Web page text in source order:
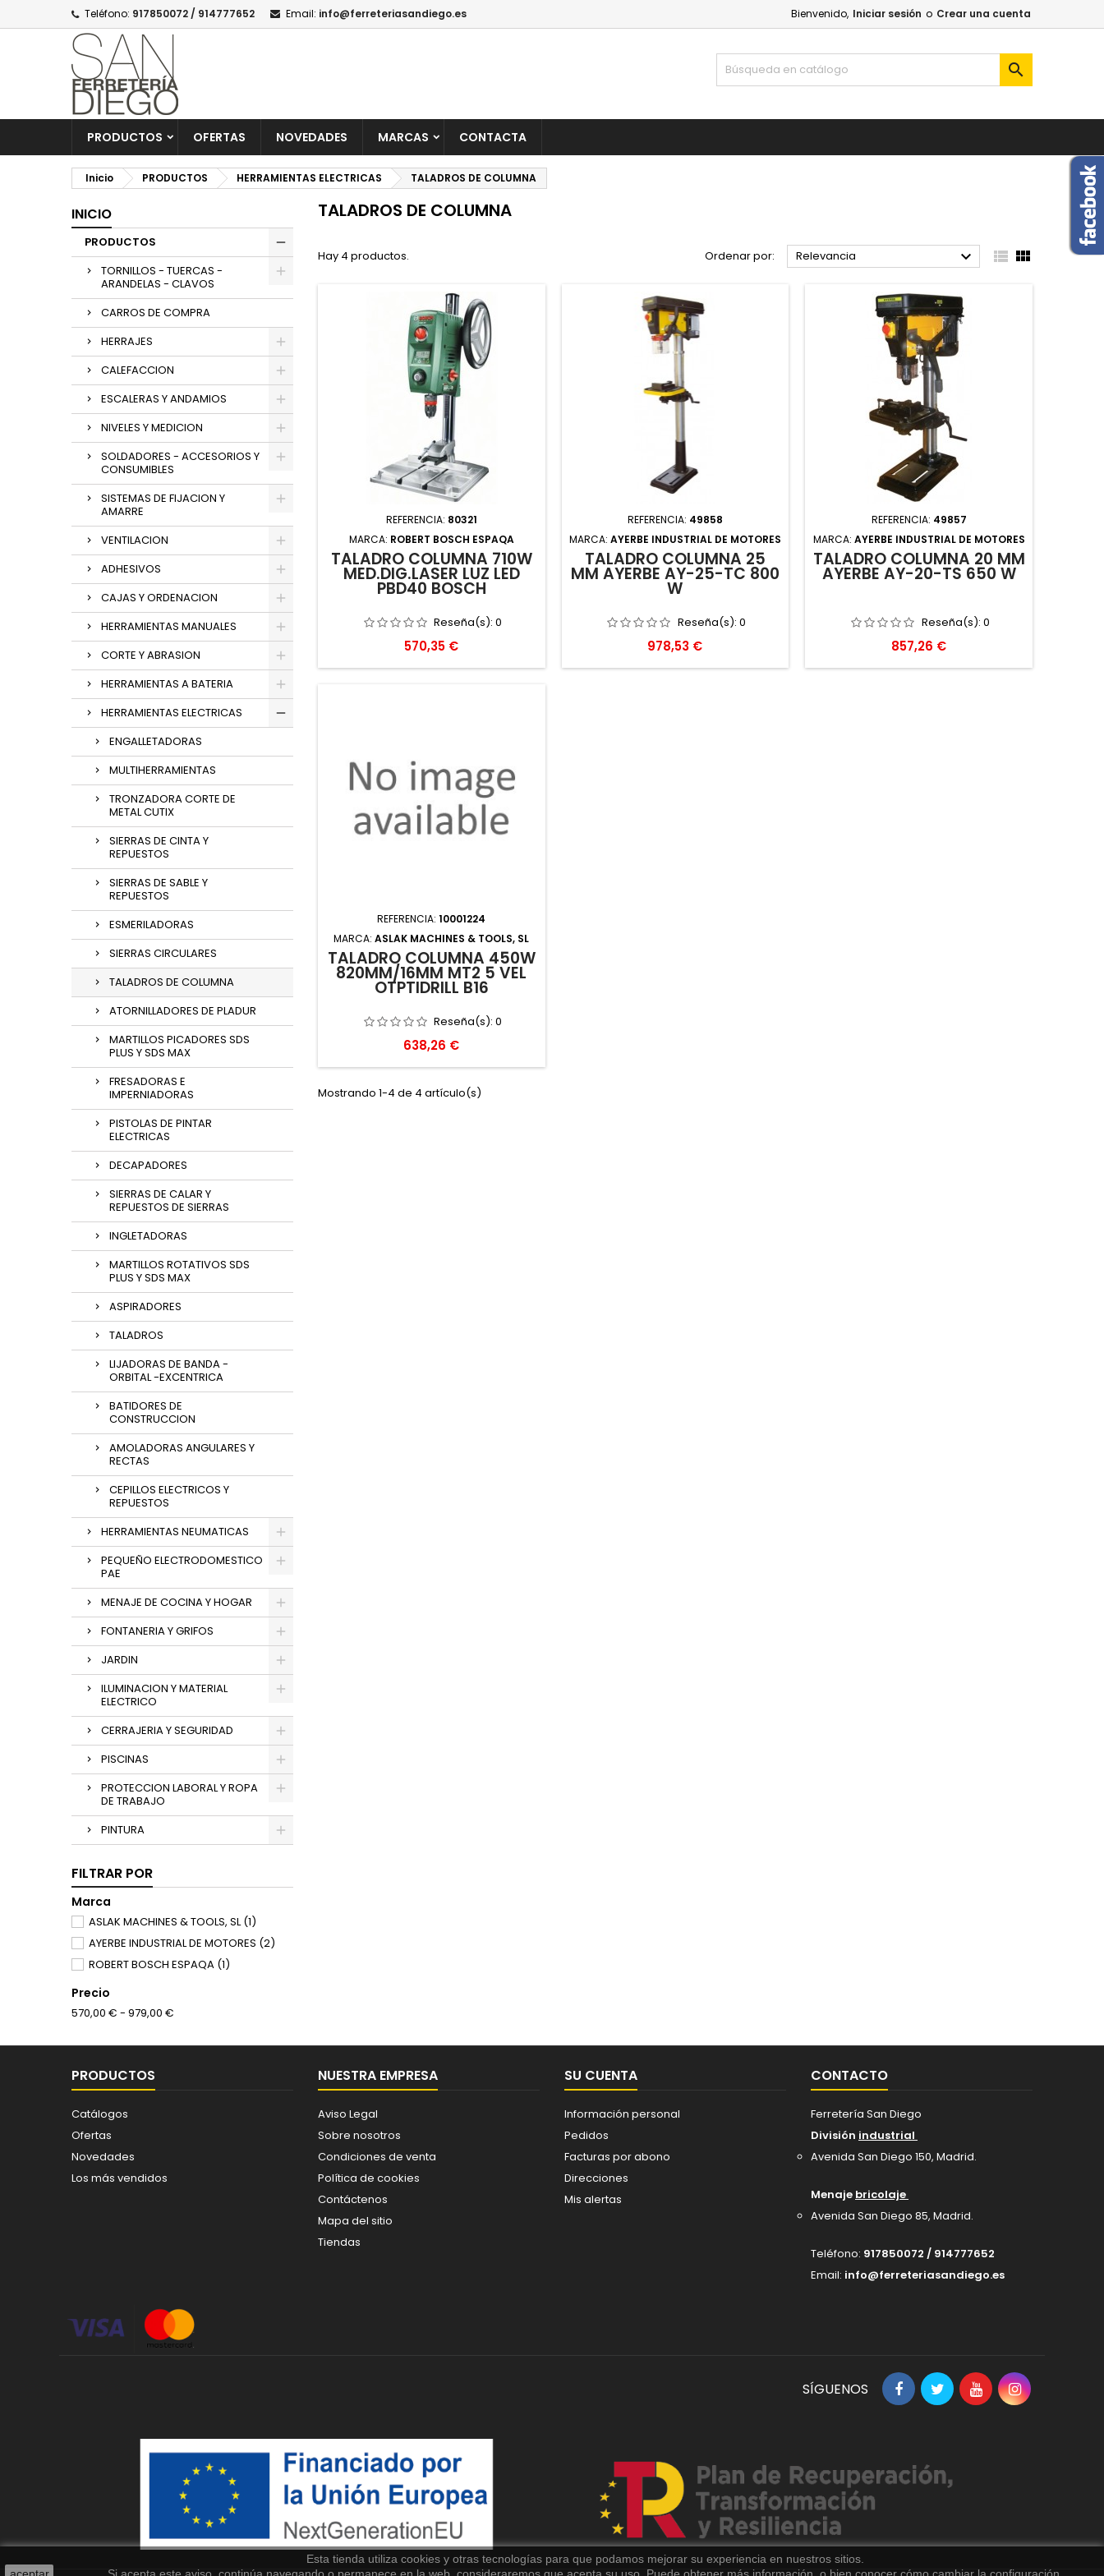
Teléfono: 917850072 / 914777652 Email: info@ferreteriasandiego.es Bienvenido, Iniciar sesión o Crear una cuenta

PRODUCTOS OFERTAS NOVEDADES MARCAS CONTACTA
Inicio PRODUCTOS HERRAMIENTAS ELECTRICAS TALADROS DE COLUMNA
INICIO
PRODUCTOS
TORNILLOS - TUERCAS -
ARANDELAS - CLAVOS
CARROS DE COMPRA
HERRAJES
CALEFACCION
ESCALERAS Y ANDAMIOS
NIVELES Y MEDICION
SOLDADORES - ACCESORIOS Y
CONSUMIBLES
SISTEMAS DE FIJACION Y
AMARRE
VENTILACION
ADHESIVOS
CAJAS Y ORDENACION
HERRAMIENTAS MANUALES
CORTE Y ABRASION
HERRAMIENTAS A BATERIA
HERRAMIENTAS ELECTRICAS
ENGALLETADORAS
MULTIHERRAMIENTAS
TRONZADORA CORTE DE
METAL CUTIX
SIERRAS DE CINTA Y
REPUESTOS
SIERRAS DE SABLE Y
REPUESTOS
ESMERILADORAS
SIERRAS CIRCULARES
TALADROS DE COLUMNA
ATORNILLADORES DE PLADUR
MARTILLOS PICADORES SDS
PLUS Y SDS MAX
FRESADORAS E
IMPERNIADORAS
PISTOLAS DE PINTAR
ELECTRICAS
DECAPADORES
SIERRAS DE CALAR Y
REPUESTOS DE SIERRAS
INGLETADORAS
MARTILLOS ROTATIVOS SDS
PLUS Y SDS MAX
ASPIRADORES
TALADROS
LIJADORAS DE BANDA -
ORBITAL -EXCENTRICA
BATIDORES DE
CONSTRUCCION
AMOLADORAS ANGULARES Y
RECTAS
CEPILLOS ELECTRICOS Y
REPUESTOS
HERRAMIENTAS NEUMATICAS
PEQUEÑO ELECTRODOMESTICO
PAE
MENAJE DE COCINA Y HOGAR
FONTANERIA Y GRIFOS
JARDIN
ILUMINACION Y MATERIAL
ELECTRICO
CERRAJERIA Y SEGURIDAD
PISCINAS
PROTECCION LABORAL Y ROPA
DE TRABAJO
PINTURA
FILTRAR POR
Marca
ASLAK MACHINES & TOOLS, SL(1)
AYERBE INDUSTRIAL DE MOTORES (2)
ROBERT BOSCH ESPAQA (1)
Precio
570,00 € - 979,00 €
TALADROS DE COLUMNA
Hay 4 productos. Ordenar por: Relevancia   
REFERENCIA: 80321
MARCA: ROBERT BOSCH ESPAQA
TALADRO COLUMNA 710W
MED.DIG.LASER LUZ LED
PBD40 BOSCH
Reseña(s):0
Precio
570,35 €
REFERENCIA: 49858
MARCA: AYERBE INDUSTRIAL DE MOTORES
TALADRO COLUMNA 25
MM AYERBE AY-25-TC 800
W
Reseña(s): 0
Precio
978,53 €
REFERENCIA: 49857
MARCA: AYERBE INDUSTRIAL DE MOTORES
TALADRO COLUMNA 20 MM
AYERBE AY-20-TS 650 W
Reseña(s): 0
Precio
857,26 €
REFERENCIA:10001224
MARCA:ASLAK MACHINES & TOOLS, SL
TALADRO COLUMNA 450W
820MM/16MM MT2 5 VEL
OTPTIDRILL B16
Reseña(s):0
Precio
638,26 €
Mostrando 1-4 de 4 artículo(s)
PRODUCTOS
Catálogos
Ofertas
Novedades
Los más vendidos
NUESTRA EMPRESA
Aviso Legal
Sobre nosotros
Condiciones de venta
Política de cookies
Contáctenos
Mapa del sitio
Tiendas
SU CUENTA
Información personal
Pedidos
Facturas por abono
Direcciones
Mis alertas
CONTACTO
Ferretería San Diego
División industrial
Avenida San Diego 150, Madrid.
Menaje bricolaje
Avenida San Diego 85, Madrid.
Teléfono: 917850072 / 914777652
Email: info@ferreteriasandiego.es
Esta tienda utiliza cookies y otras tecnologías para que podamos mejorar su experiencia en nuestros sitios.
SÍGUENOS